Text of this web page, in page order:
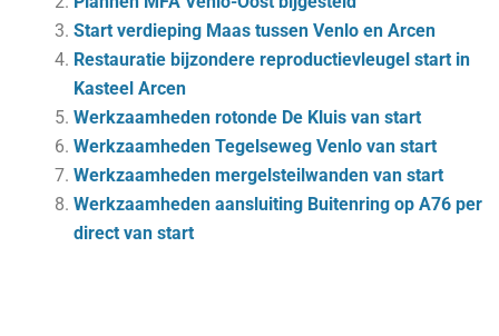
Start verdieping Maas tussen Venlo en Arcen
Restauratie bijzondere reproductievleugel start in
Kasteel Arcen
Werkzaamheden rotonde De Kluis van start
Werkzaamheden Tegelseweg Venlo van start
Werkzaamheden mergelsteilwanden van start
Werkzaamheden aansluiting Buitenring op A76 per
direct van start